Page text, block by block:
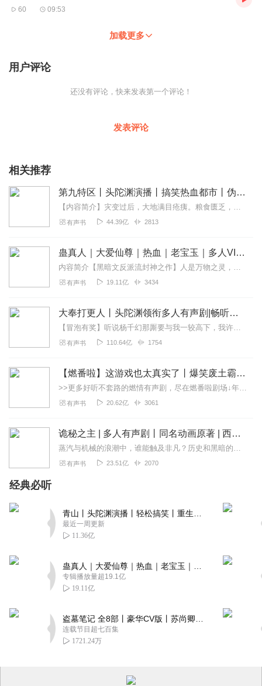
60 09:53
加载更多
用户评论
还没有评论，快来发表第一个评论！
发表评论
相关推荐
第九特区丨头陀渊演播丨搞笑热血都市丨伪戒丨VIP免费多人有声剧
【内容简介】灾变过后，大地满目疮痍。粮食匮乏，资源紧俏，局势混乱……一位从待规划区杀出来的青年，背对着漫天黄沙，孤身来到九区谋生，却不曾想偶然结识三五好友，一念...
有声书 44.39亿 2813
蛊真人｜大爱仙尊｜热血｜老宝玉｜多人VIP免费有声剧
内容简介【黑暗文反派流封神之作】人是万物之灵，蛊是天地真精。一个穿越者不断重生的故事。一个养蛊、炼蛊、用蛊的奇特世界。配音组（男角色）老宝玉旁白...
有声书 19.11亿 3434
大奉打更人丨头陀渊领衔多人有声剧|畅听全集|王鹤棣、田曦薇主演影视剧原著|卖报小郎君
【冒泡有奖】听说杨千幻那厮要与我一较高下，我许七安要开始装叉了！快进入声音播放页戳下方输入框，冒个泡偷偷告诉我，我要用哪些诗词才能胜过他？说得好的，有赏！202...
有声书 110.64亿 1754
【燃番啦】这游戏也太真实了丨爆笑废土霸榜神作丨紫襟剧社制作
>>更多好听不套路的燃情有声剧，尽在燃番啦剧场↓年度重磅推荐本专辑为VIP免费专辑每天上午10点5集更新，订阅可以听到最新内容哦！每周抽一个专辑五星优质评论送...
有声书 20.62亿 3061
诡秘之主 | 多人有声剧丨同名动画原著 | 西幻克苏鲁 | 乌贼作品
蒸汽与机械的浪潮中，谁能触及非凡？历史和黑暗的迷雾里，又是谁在耳语？我从诡秘中醒来，睁眼看见这个世界：枪械，大炮，巨舰，飞空艇，差分机；魔药，占卜，诅咒，倒吊人...
有声书 23.51亿 2070
经典必听
最近一周更新
11.36亿
专辑播放量超19.1亿
19.11亿
连载节目超七百集
1721.24万